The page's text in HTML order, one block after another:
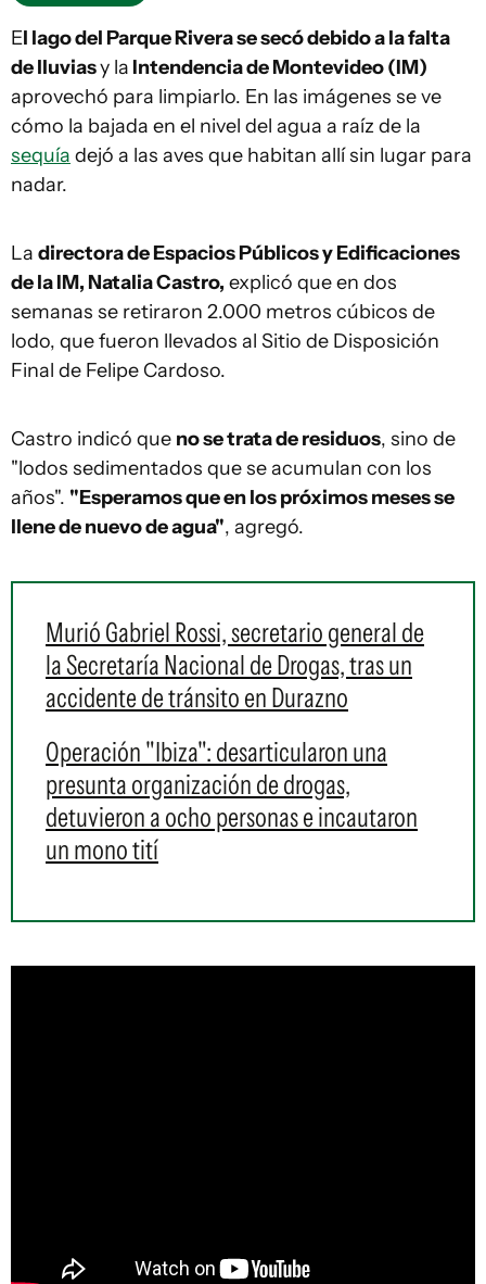
El lago del Parque Rivera se secó debido a la falta
de lluviasy la Intendencia de Montevideo (IM)
aprovechó para limpiarlo. En las imágenes se ve
cómo la bajada en el nivel del agua a raíz de la
sequía dejó a las aves que habitan allí sin lugar para
nadar.
La directora de Espacios Públicos y Edificaciones
de la IM, Natalia Castro, explicó que en dos
semanas se retiraron 2.000 metros cúbicos de
lodo, que fueron llevados al Sitio de Disposición
Final de Felipe Cardoso.
Castro indicó que no se trata de residuos, sino de
"lodos sedimentados que se acumulan con los
años". "Esperamos que en los próximos meses se
llene de nuevo de agua", agregó.
Murió Gabriel Rossi, secretario general de
la Secretaría Nacional de Drogas, tras un
accidente de tránsito en Durazno
Operación "Ibiza": desarticularon una
presunta organización de drogas,
detuvieron a ocho personas e incautaron
un mono tití